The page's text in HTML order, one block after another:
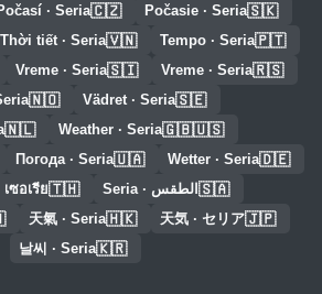
🇸🇰
Počasie · Seria
🇨🇿
· Seria
🇵🇹
Tempo · Seria
🇻🇳
Thời tiết · Seria
🇷🇸
Vreme · Seria
🇸🇮
Vreme · Seria
🇸🇪
Vädret · Seria
🇳🇴
🇬🇧🇺🇸
Weather · Seria
🇳🇱
🇩🇪
Wetter · Seria
🇺🇦
Погода · Seria
🇸🇦 الطقس · Seria 🇹🇭
ซอเรีย
🇯🇵
天気 · セリア
🇭🇰
天氣 · Seria
🇰🇷
날씨 · Seria